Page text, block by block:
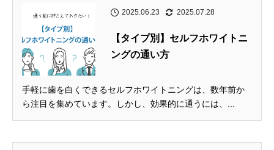
2025.06.23 2025.07.28
【タイプ別】セルフホワイトニ
ングの通い方
手軽に歯を白くできるセルフホワイトニングは、数年前か
ら注目を集めています。しかし、効果的に通うには、...